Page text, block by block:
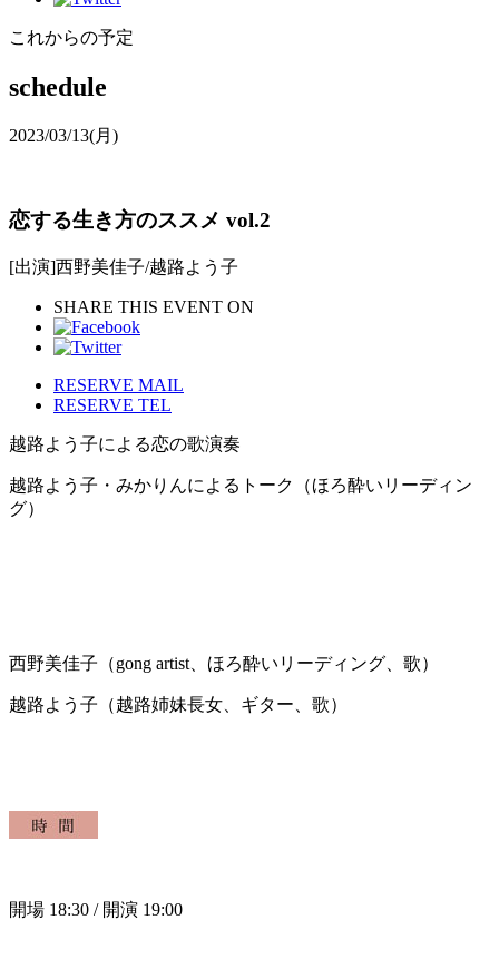
これからの予定
schedule
2023/03/13(月)
恋する生き方のススメ vol.2
[出演]西野美佳子/越路よう子
SHARE THIS EVENT ON
RESERVE MAIL
RESERVE TEL
越路よう子による恋の歌演奏
越路よう子・みかりんによるトーク（ほろ酔いリーディン
グ）
西野美佳子（gong artist、ほろ酔いリーディング、歌）
越路よう子（越路姉妹長女、ギター、歌）
開場 18:30 / 開演 19:00